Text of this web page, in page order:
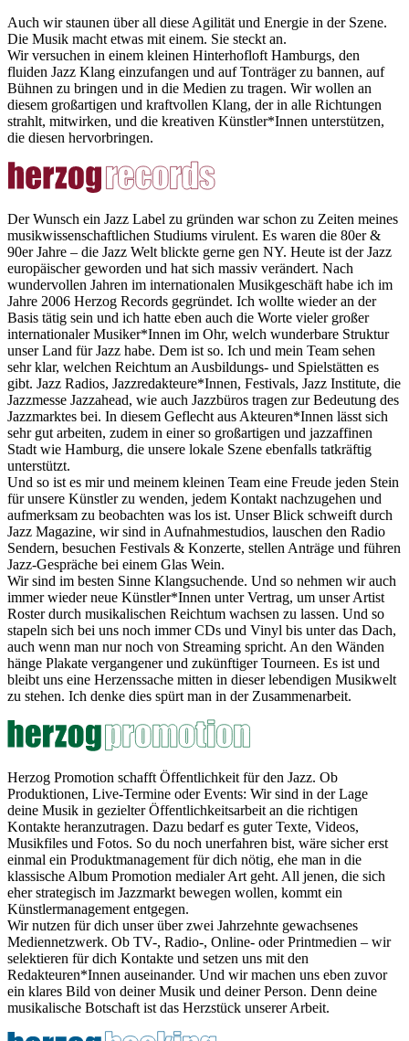
Auch wir staunen über all diese Agilität und Energie in der Szene.
Die Musik macht etwas mit einem. Sie steckt an.
Wir versuchen in einem kleinen Hinterhofloft Hamburgs, den
fluiden Jazz Klang einzufangen und auf Tonträger zu bannen, auf
Bühnen zu bringen und in die Medien zu tragen. Wir wollen an
diesem großartigen und kraftvollen Klang, der in alle Richtungen
strahlt, mitwirken, und die kreativen Künstler*Innen unterstützen,
die diesen hervorbringen.
Der Wunsch ein Jazz Label zu gründen war schon zu Zeiten meines
musikwissenschaftlichen Studiums virulent. Es waren die 80er &
90er Jahre – die Jazz Welt blickte gerne gen NY. Heute ist der Jazz
europäischer geworden und hat sich massiv verändert. Nach
wundervollen Jahren im internationalen Musikgeschäft habe ich im
Jahre 2006 Herzog Records gegründet. Ich wollte wieder an der
Basis tätig sein und ich hatte eben auch die Worte vieler großer
internationaler Musiker*Innen im Ohr, welch wunderbare Struktur
unser Land für Jazz habe. Dem ist so. Ich und mein Team sehen
sehr klar, welchen Reichtum an Ausbildungs- und Spielstätten es
gibt. Jazz Radios, Jazzredakteure*Innen, Festivals, Jazz Institute, die
Jazzmesse Jazzahead, wie auch Jazzbüros tragen zur Bedeutung des
Jazzmarktes bei. In diesem Geflecht aus Akteuren*Innen lässt sich
sehr gut arbeiten, zudem in einer so großartigen und jazzaffinen
Stadt wie Hamburg, die unsere lokale Szene ebenfalls tatkräftig
unterstützt.
Und so ist es mir und meinem kleinen Team eine Freude jeden Stein
für unsere Künstler zu wenden, jedem Kontakt nachzugehen und
aufmerksam zu beobachten was los ist. Unser Blick schweift durch
Jazz Magazine, wir sind in Aufnahmestudios, lauschen den Radio
Sendern, besuchen Festivals & Konzerte, stellen Anträge und führen
Jazz-Gespräche bei einem Glas Wein.
Wir sind im besten Sinne Klangsuchende. Und so nehmen wir auch
immer wieder neue Künstler*Innen unter Vertrag, um unser Artist
Roster durch musikalischen Reichtum wachsen zu lassen. Und so
stapeln sich bei uns noch immer CDs und Vinyl bis unter das Dach,
auch wenn man nur noch von Streaming spricht. An den Wänden
hänge Plakate vergangener und zukünftiger Tourneen. Es ist und
bleibt uns eine Herzenssache mitten in dieser lebendigen Musikwelt
zu stehen. Ich denke dies spürt man in der Zusammenarbeit.
Herzog Promotion schafft Öffentlichkeit für den Jazz. Ob
Produktionen, Live-Termine oder Events: Wir sind in der Lage
deine Musik in gezielter Öffentlichkeitsarbeit an die richtigen
Kontakte heranzutragen. Dazu bedarf es guter Texte, Videos,
Musikfiles und Fotos. So du noch unerfahren bist, wäre sicher erst
einmal ein Produktmanagement für dich nötig, ehe man in die
klassische Album Promotion medialer Art geht. All jenen, die sich
eher strategisch im Jazzmarkt bewegen wollen, kommt ein
Künstlermanagement entgegen.
Wir nutzen für dich unser über zwei Jahrzehnte gewachsenes
Mediennetzwerk. Ob TV-, Radio-, Online- oder Printmedien – wir
selektieren für dich Kontakte und setzen uns mit den
Redakteuren*Innen auseinander. Und wir machen uns eben zuvor
ein klares Bild von deiner Musik und deiner Person. Denn deine
musikalische Botschaft ist das Herzstück unserer Arbeit.